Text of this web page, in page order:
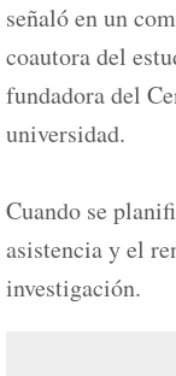
señaló en un
coautora del
fundadora del
universidad.
Cuando se
asistencia y el
investigación.